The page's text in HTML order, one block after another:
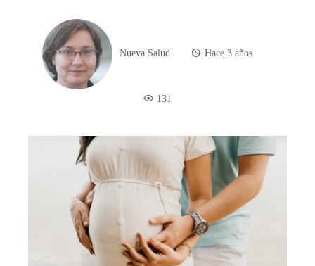
Nueva Salud Hace 3 años
131